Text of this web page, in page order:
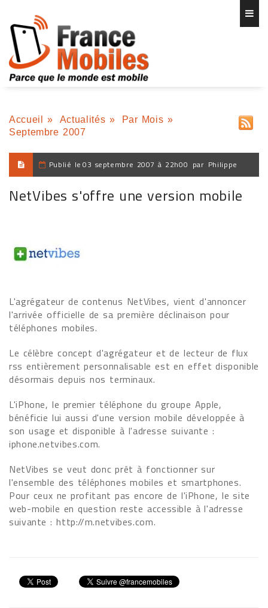
Accueil » Actualités » Par Mois »
Septembre 2007
Publié le 03 septembre 2007 à 22h00 par Philippe
NetVibes s'offre une version mobile
L'agrégateur de contenus NetVibes, vient d'annoncer
l'arrivée officielle de sa première déclinaison pour
téléphones mobiles.
Le célèbre concept d'agrégateur et de lecteur de flux
rss entièrement personnalisable est en effet disponible
désormais depuis nos terminaux.
L'iPhone, le premier téléphone du groupe Apple,
bénéficie lui aussi d'une version mobile développée à
son usage et disponible à l'adresse suivante :
iphone.netvibes.com.
NetVibes se veut donc prêt à fonctionner sur
l'ensemble des téléphones mobiles et smartphones.
Pour ceux ne profitant pas encore de l'iPhone, le site
web-mobile en question reste accessible à l'adresse
suivante : http://m.netvibes.com.